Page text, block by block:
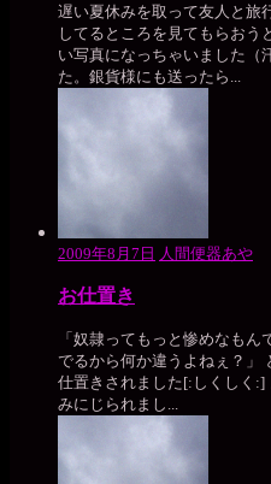
遅い夏休みを取って友人と旅
してるところを見てもらおう
い写真になっちゃいました（
た。銀貨様にも送ったら...
2009年8月7日 人間便器あや
お仕置き
「奴隷ってもっと惨めなも
でるから何か違うよねぇ？」
仕置きされました[:しくしく
みにじられまし...